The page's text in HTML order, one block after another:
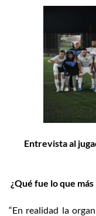
Entrevista al
¿Qué fue lo que más
“En realidad la